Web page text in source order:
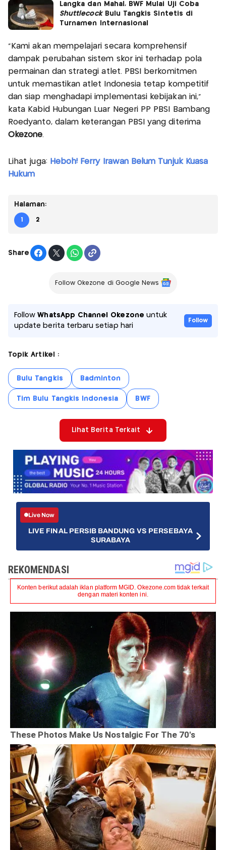
Langka dan Mahal, BWF Mulai Uji Coba
ShuttlecockBulu Tangkis Sintetis di
Turnamen Internasional
“Kami akan mempelajari secara komprehensif
dampak perubahan sistem skor ini terhadap pola
permainan dan strategi atlet. PBSI berkomitmen
untuk memastikan atlet Indonesia tetap kompetitif
dan siap menghadapi implementasi kebijakan ini,”
kata Kabid Hubungan Luar Negeri PP PBSI Bambang
Roedyanto, dalam keterangan PBSI yang diterima
Okezone.
Lihat juga: Heboh! Ferry Irawan Belum Tunjuk Kuasa
Hukum
Halaman:
1 2
Share
Follow Okezone di Google News
FollowWhatsApp Channel Okezone untuk
update berita terbaru setiap hari
Follow
Topik Artikel :
Bulu Tangkis Badminton
Tim Bulu Tangkis Indonesia BWF
Lihat Berita Terkait
Live Now
LIVE FINAL PERSIB BANDUNG VS PERSEBAYA
SURABAYA